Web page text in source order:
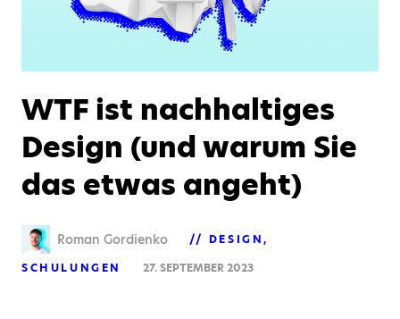
WTF ist nachhaltiges
Design (und warum Sie
das etwas angeht)
Roman Gordienko
DESIGN
SCHULUNGEN
27. SEPTEMBER 2023